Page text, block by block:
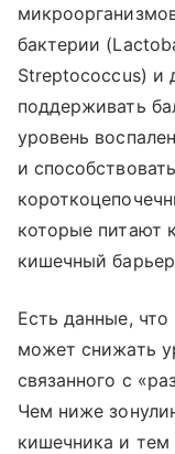
бактерии
Streptococcus) и
поддерживать
уровень
и
которые питают
кишечный
Есть данные, что
может снижать
связанного с
Чем ниже
кишечника и